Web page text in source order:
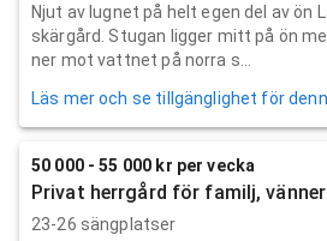
Njut av lugnet på helt egen del av ön
skärgård. Stugan ligger mitt på ön
ner mot vattnet på norra s...
Läs mer och se tillgänglighet för
50 000 - 55 000 kr per vecka
Privat herrgård för familj,
23-26 sängplatser